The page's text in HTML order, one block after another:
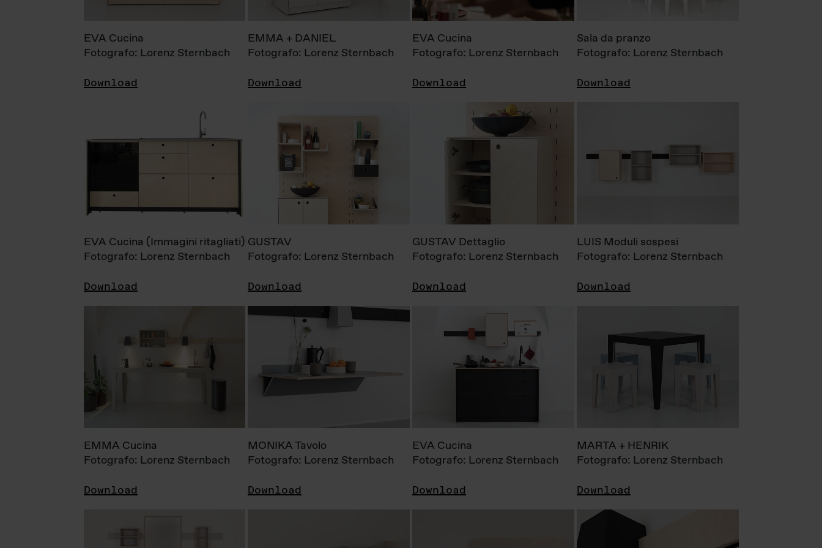
EVA Cucina
Fotografo: Lorenz Sternbach
Download
EMMA + DANIEL
Fotografo: Lorenz Sternbach
Download
EVA Cucina
Fotografo: Lorenz Sternbach
Download
Sala da pranzo
Fotografo: Lorenz Sternbach
Download
EVA Cucina (Immagini ritagliati)
Fotografo: Lorenz Sternbach
Download
GUSTAV
Fotografo: Lorenz Sternbach
Download
GUSTAV Dettaglio
Fotografo: Lorenz Sternbach
Download
LUIS Moduli sospesi
Fotografo: Lorenz Sternbach
Download
EMMA Cucina
Fotografo: Lorenz Sternbach
Download
MONIKA Tavolo
Fotografo: Lorenz Sternbach
Download
EVA Cucina
Fotografo: Lorenz Sternbach
Download
MARTA + HENRIK
Fotografo: Lorenz Sternbach
Download